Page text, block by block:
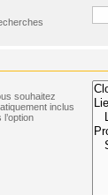
souhaitez
inclus